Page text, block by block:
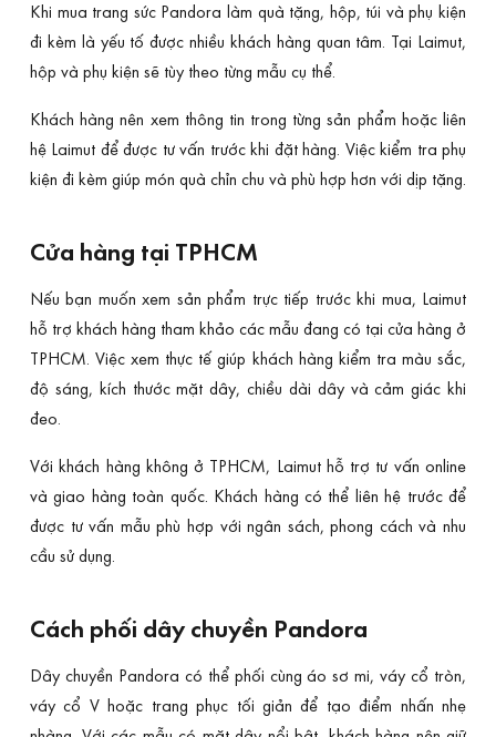
Khi mua trang sức Pandora làm quà tặng, hộp, túi và phụ kiện
đi kèm là yếu tố được nhiều khách hàng quan tâm. Tại Laimut,
hộp và phụ kiện sẽ tùy theo từng mẫu cụ thể.
Khách hàng nên xem thông tin trong từng sản phẩm hoặc liên
hệ Laimut để được tư vấn trước khi đặt hàng. Việc kiểm tra phụ
kiện đi kèm giúp món quà chỉn chu và phù hợp hơn với dịp tặng.
Cửa hàng tại TPHCM
Nếu bạn muốn xem sản phẩm trực tiếp trước khi mua, Laimut
hỗ trợ khách hàng tham khảo các mẫu đang có tại cửa hàng ở
TPHCM. Việc xem thực tế giúp khách hàng kiểm tra màu sắc,
độ sáng, kích thước mặt dây, chiều dài dây và cảm giác khi
đeo.
Với khách hàng không ở TPHCM, Laimut hỗ trợ tư vấn online
và giao hàng toàn quốc. Khách hàng có thể liên hệ trước để
được tư vấn mẫu phù hợp với ngân sách, phong cách và nhu
cầu sử dụng.
Cách phối dây chuyền Pandora
Dây chuyền Pandora có thể phối cùng áo sơ mi, váy cổ tròn,
váy cổ V hoặc trang phục tối giản để tạo điểm nhấn nhẹ